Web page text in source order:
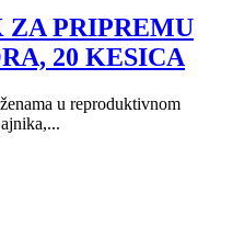
ZA PRIPREMU
20 KESICA
u reproduktivnom